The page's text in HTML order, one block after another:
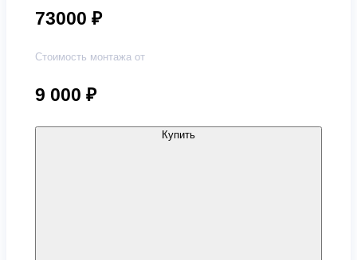
73000 ₽
Стоимость монтажа от
9 000 ₽
Купить